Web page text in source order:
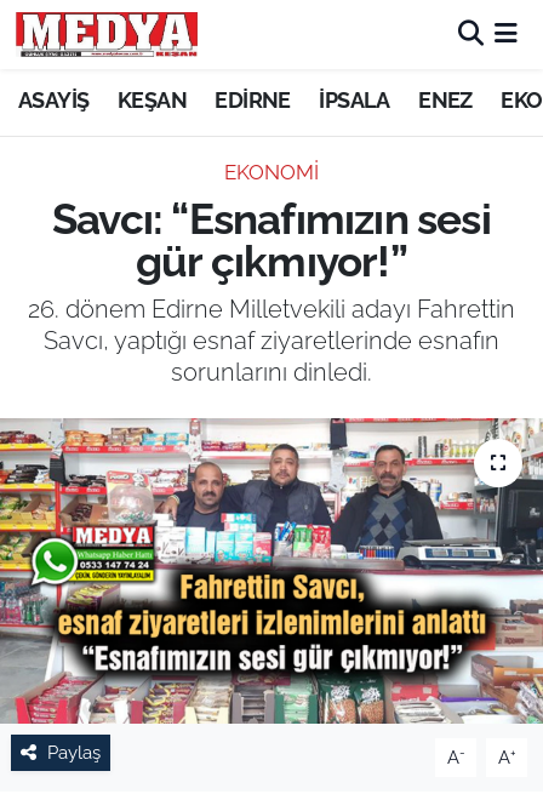
ASAYİŞ KEŞAN EDİRNE İPSALA ENEZ
EKONOMİ
Savcı: “Esnafımızın sesi
gür çıkmıyor!”
26. dönem Edirne Milletvekili adayı Fahrettin
Savcı, yaptığı esnaf ziyaretlerinde esnafın
sorunlarını dinledi.
Paylaş A- A+
KEŞAN
ASAYİŞ
SİYASET
GÜNDEM
SAĞLIK
EĞİTİM
TARIM VE HAYVANCILIK
KÜLTÜR SANAT
RESMİ İLAN
SPOR